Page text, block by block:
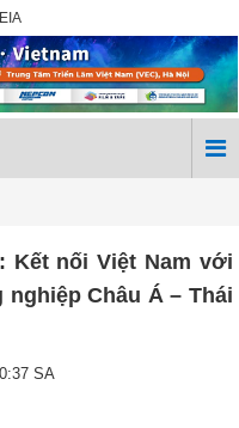
Kết nối Việt Nam với
Châu Á – Thái
SA